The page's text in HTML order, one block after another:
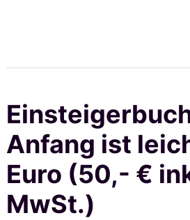
u
A
l
l
e
Anfang ist
Euro (50,- €
MwSt.)